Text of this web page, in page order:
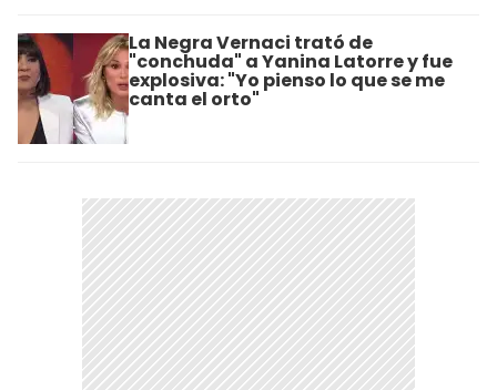
La Negra Vernaci trató de
"conchuda" a Yanina Latorre y fue
explosiva: "Yo pienso lo que se me
canta el orto"